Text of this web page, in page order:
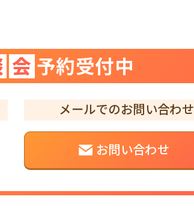
会 予約受付中
メールでのお問い合わせ
お問い合わせ